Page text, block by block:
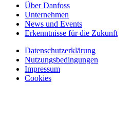
Über Danfoss
Unternehmen
News und Events
Erkenntnisse für die Zukunft
Datenschutzerklärung
Nutzungsbedingungen
Impressum
Cookies